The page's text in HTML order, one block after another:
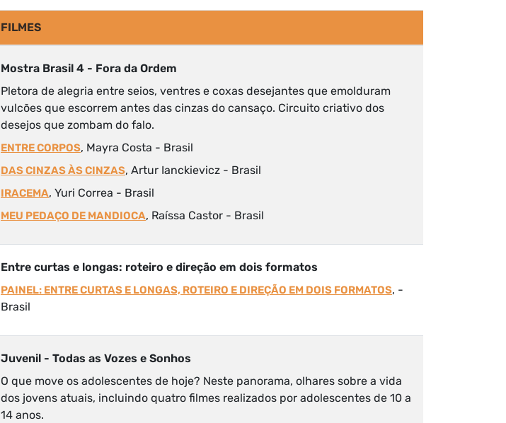
FILMES
Mostra Brasil 4 - Fora da Ordem
Pletora de alegria entre seios, ventres e coxas desejantes que emolduram
vulcões que escorrem antes das cinzas do cansaço. Circuito criativo dos
desejos que zombam do falo.
ENTRE CORPOS, Mayra Costa - Brasil
DAS CINZAS ÀS CINZAS, Artur Ianckievicz - Brasil
IRACEMA, Yuri Correa - Brasil
MEU PEDAÇO DE MANDIOCA, Raíssa Castor - Brasil
Entre curtas e longas: roteiro e direção em dois formatos
PAINEL: ENTRE CURTAS E LONGAS, ROTEIRO E DIREÇÃO EM DOIS FORMATOS, -
Brasil
Juvenil - Todas as Vozes e Sonhos
O que move os adolescentes de hoje? Neste panorama, olhares sobre a vida
dos jovens atuais, incluindo quatro filmes realizados por adolescentes de 10 a
14 anos.